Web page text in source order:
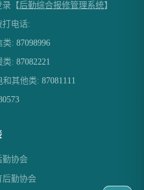
录【后勤综合报修管理系统】
打电话:
类:87098996
类:87082221
和其他类:87081111
勤协会
后勤协会